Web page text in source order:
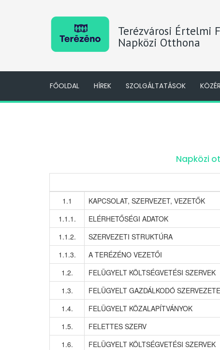
Terézvárosi Értelmi
Napközi Otthona
FŐOLDAL HÍREK SZOLGÁLTATÁSOK
Napközi
1.1
KAPCSOLAT, SZERVEZET, VEZETŐK
1.1.1.
ELÉRHETŐSÉGI ADATOK
1.1.2.
SZERVEZETI STRUKTÚRA
1.1.3.
A TERÉZÉNO VEZETŐI
1.2.
FELÜGYELT KÖLTSÉGVETÉSI SZERVEK
1.3.
FELÜGYELT GAZDÁLKODÓ
1.4.
FELÜGYELT KÖZALAPÍTVÁNYOK
1.5.
FELETTES SZERV
1.6.
FELÜGYELT KÖLTSÉGVETÉSI SZERVEK